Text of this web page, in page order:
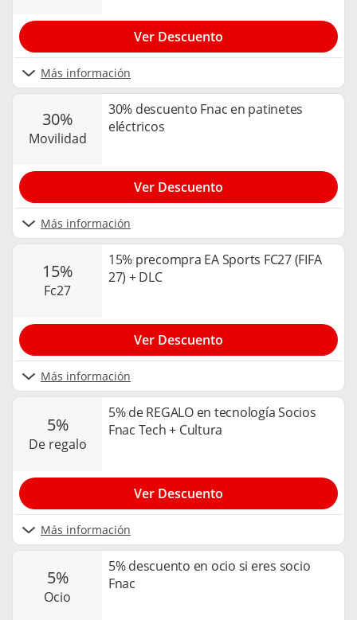
Más información
Ver Descuento
30%
movilidad
30% descuento Fnac en patinetes
eléctricos
Más información
Ver Descuento
15%
fc27
15% precompra EA Sports FC27 (FIFA
27) + DLC
Más información
Ver Descuento
5%
de regalo
5% de REGALO en tecnología Socios
Fnac Tech + Cultura
Más información
Ver Descuento
5%
ocio
5% descuento en ocio si eres socio
Fnac